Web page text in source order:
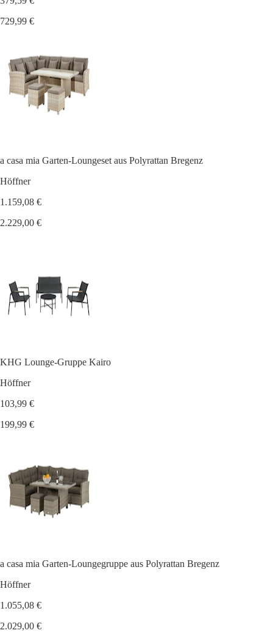
729,99 €
a casa mia Garten-Loungeset aus Polyrattan Bregenz
Höffner
1.159,08 €
2.229,00 €
KHG Lounge-Gruppe Kairo
Höffner
103,99 €
199,99 €
a casa mia Garten-Loungegruppe aus Polyrattan Bregenz
Höffner
1.055,08 €
2.029,00 €